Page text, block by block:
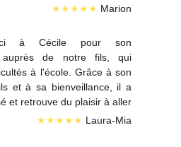
★★★★★ Marion
à Cécile pour son
auprès de notre fils, qui
à l'école. Grâce à son
et à sa bienveillance, il a
et retrouve du plaisir à aller
★★★★★ Laura-Mia